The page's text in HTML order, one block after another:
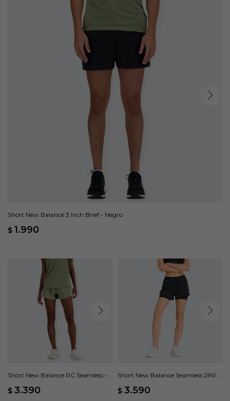
Short New Balance 3 Inch Brief - Negro
$ 1.990
Short New Balance RC Seamless -
$ 3.390
Short New Balance Seamless 2IN1 -
$ 3.590